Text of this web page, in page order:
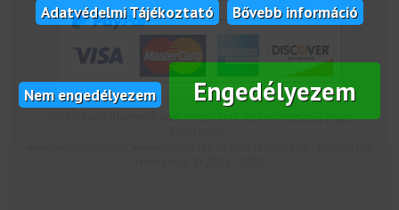
Adatvédelmi Tájékoztató Bővebb információ
Nem engedélyezem Engedélyezem
Az oldalon feltüntetek árak bruttó árak. Az árváltoztatás jogát